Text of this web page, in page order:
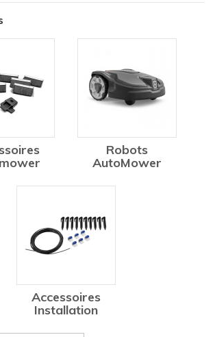
Robots
AutoMower
Accessoires
Installation